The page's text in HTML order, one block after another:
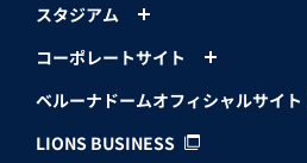
スタジアム
コーポレートサイト
ベルーナドームオフィシャルサイト
LIONS BUSINESS